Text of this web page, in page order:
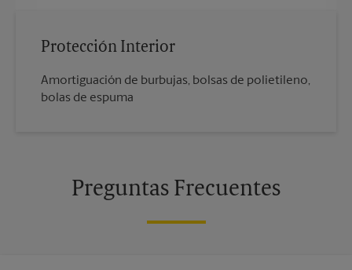
Protección Interior
Amortiguación de burbujas, bolsas de polietileno,
bolas de espuma
Preguntas Frecuentes